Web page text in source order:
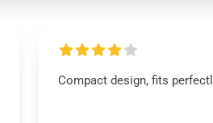
Compact design, fits